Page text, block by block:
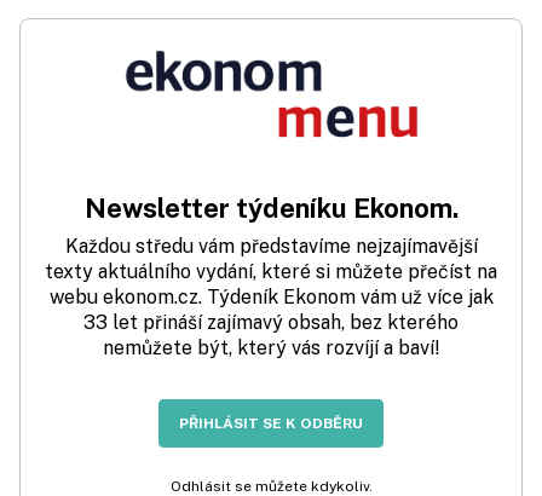
Newsletter týdeníku Ekonom.
Každou středu vám představíme nejzajímavější
texty aktuálního vydání, které si můžete přečíst na
webu ekonom.cz. Týdeník Ekonom vám už více jak
33 let přináší zajímavý obsah, bez kterého
nemůžete být, který vás rozvíjí a baví!
PŘIHLÁSIT SE K ODBĚRU
Odhlásit se můžete kdykoliv.